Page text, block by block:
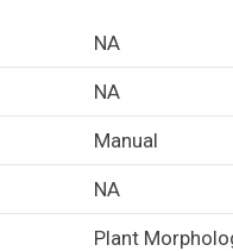
NA
NA
Manual
NA
Plant